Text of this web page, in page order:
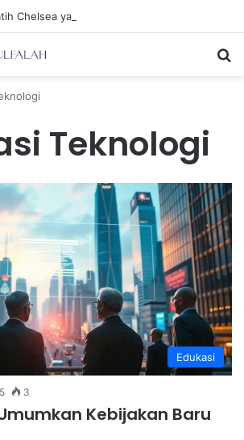
Teknologi
Edukasi
3
Kebijakan Baru